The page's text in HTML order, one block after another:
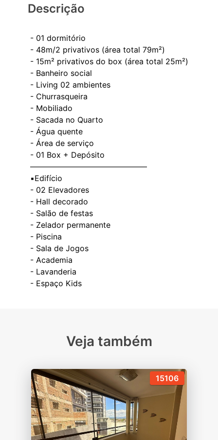
Descrição
- 01 dormitório
- ⁠48m/2 privativos (área total 79m²)
- ⁠15m² privativos do box (área total 25m²)
- Banheiro social
- Living 02 ambientes
- Churrasqueira
- Mobiliado
- ⁠Sacada no Quarto
- ⁠Água quente
- Área de serviço
- 01 Box + Depósito
———————————————
▪️Edifício
- 02 Elevadores
- ⁠Hall decorado
- ⁠Salão de festas
- ⁠Zelador permanente
- ⁠Piscina
- ⁠Sala de Jogos
- ⁠Academia
- ⁠Lavanderia
- ⁠Espaço Kids
Veja também
15106